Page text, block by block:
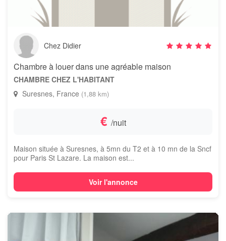
Chez Didier
Chambre à louer dans une agréable maison
CHAMBRE CHEZ L'HABITANT
Suresnes, France (1,88 km)
€ /nuit
Maison située à Suresnes, à 5mn du T2 et à 10 mn de la Sncf
pour Paris St Lazare. La maison est...
Voir l'annonce